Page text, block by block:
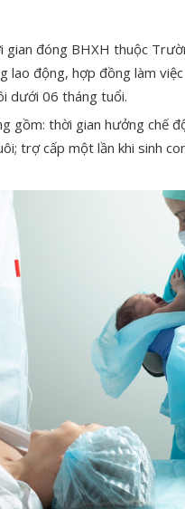
đóng BHXH thuộc
lao động, hợp đồng làm
dưới 06 tháng tuổi.
gồm: thời gian hưởng chế
trợ cấp một lần khi sinh